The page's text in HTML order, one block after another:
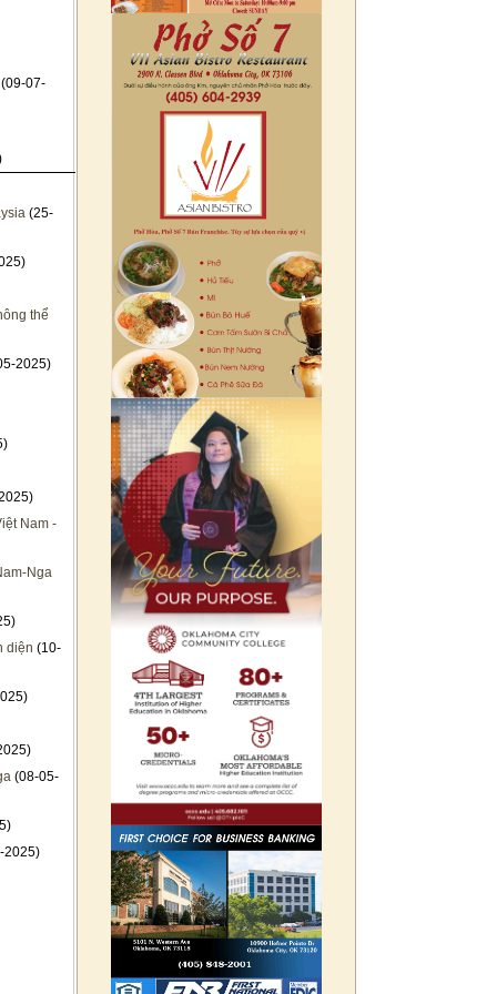
07-
(25-
thể
2025)
Nam -
Nga
diện (10-
(08-05-
2025)